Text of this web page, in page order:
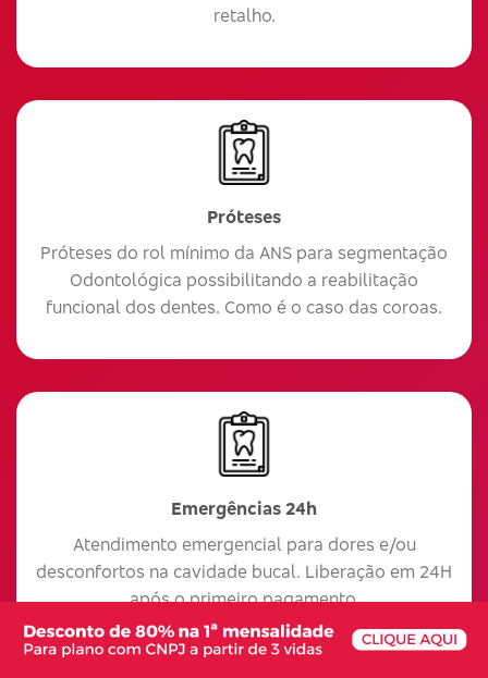
retalho.
Próteses
Próteses do rol mínimo da ANS para segmentação
Odontológica possibilitando a reabilitação
funcional dos dentes. Como é o caso das coroas.
Emergências 24h
Atendimento emergencial para dores e/ou
desconfortos na cavidade bucal. Liberação em 24H
após o primeiro pagamento.